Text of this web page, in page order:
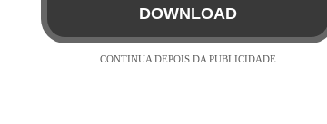
DOWNLOAD
CONTINUA DEPOIS DA PUBLICIDADE